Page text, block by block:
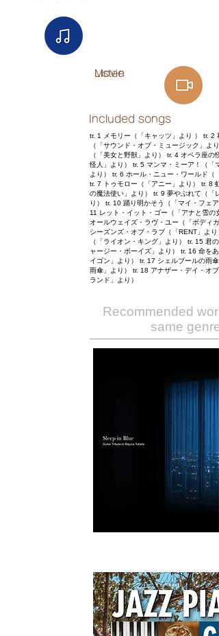
Listen
Movie
Included songs
tr. 1 メモリー（「キャッツ」より ） tr. 2
（「サウンド・オブ・ミュージック」よ
（「美女と野獣」より） tr. 4 オペラ座の
怪人」より） tr. 5 マンマ・ミーア！（「
より） tr. 6 ホール・ニュー・ワールド（
tr. 7 トゥモロー（「アニー」より） tr. 8
の魔法使い」より） tr. 9 夢やぶれて（「
り） tr. 10 踊り明かそう（「マイ・フェア
11 レット・イット・ゴー（「アナと雪の
オールウェイズ・ラヴ・ユー（「ボディ
シーズンズ・オブ・ラブ（「RENT」より
（「ライオン・キング」より） tr. 15 君
ャージー・ボーイズ」より） tr. 16 命をあ
イゴン」より） tr. 17 シェルブールの雨傘
雨傘」より） tr. 18 アナザー・デイ・オブ
ランド」より）
Recommended
same genre